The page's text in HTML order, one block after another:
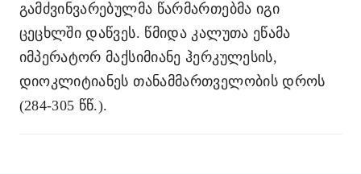
გამძვინვარებულმა წარმართებმა იგი
ცეცხლში დაწვეს. წმიდა კალუთა ეწამა
იმპერატორ მაქსიმიანე ჰერკულესის,
დიოკლიტიანეს თანამმართველობის დროს
(284-305 წწ.).